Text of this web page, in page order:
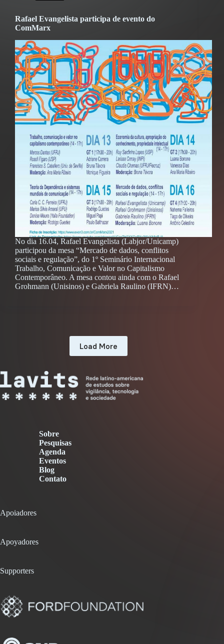
Rafael Evangelista participa de evento do
ComMarx
No dia 16.04, Rafael Evangelista (Labjor/Unicamp)
participou da mesa “Mercado de dados, conflitos
sociais e regulação”, do 1º Seminário Internacional
Trabalho, Comunicação e Valor no Capitalismo
Contemporâneo. A mesa contou ainda com o Rafael
Grohmann (Unisinos) e Gabriela Raulino (IFRN)…
Load More
Sobre
Pesquisas
Agenda
Eventos
Blog
Contato
Apoiadores
Apoyadores
Supporters